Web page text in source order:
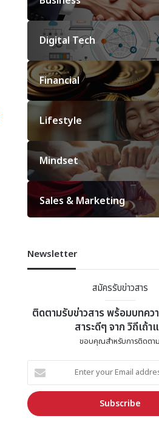
Digital Tech
Financial
Lifestyle
Mindset
Sales & Marketing
Newsletter
สมัครรับข่าวสาร
ติดตามรับข่าวสาร พร้อมบทคว
สาระดีๆ จาก วิถีเถ้า
ขอบคุณสำหรับการติดตาม
e